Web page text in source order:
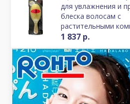
для увлажнения и
блеска волосам с
растительными
1 837 р.